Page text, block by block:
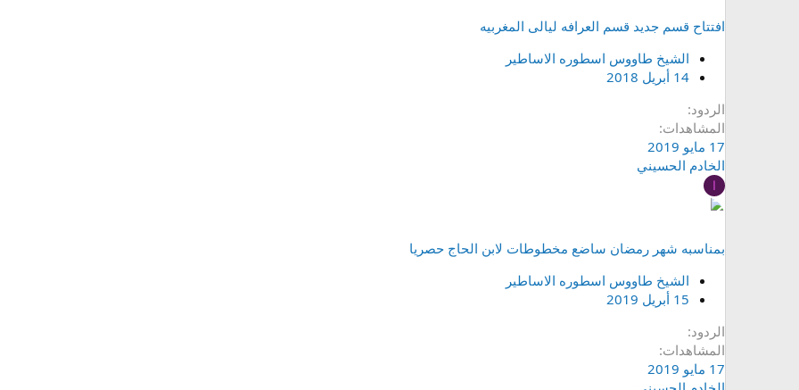
افتتاح قسم جديد قسم العرافه ليالى المغربيه
الشيخ طاووس اسطوره الاساطير
14 أبريل 2018
الردود
المشاهدات
17 مايو 2019
الخادم الحسيني
ا
بمناسبه شهر رمضان ساضع مخطوطات لابن الحاج حصريا
الشيخ طاووس اسطوره الاساطير
15 أبريل 2019
الردود
المشاهدات
17 مايو 2019